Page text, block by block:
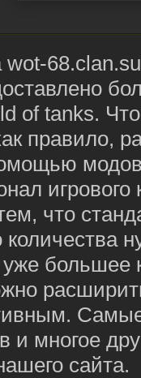
of tanks.
правило,
что
и многое
сайта.